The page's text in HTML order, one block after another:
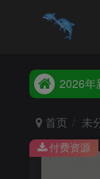
2026年
2026年
首页 未
付费资源